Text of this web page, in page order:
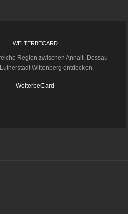
WELTERBECARD
Region zwischen Anhalt, Dessau
Wittenberg entdecken.
WelterbeCard